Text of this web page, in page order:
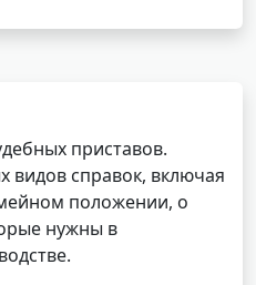
приставов.
справок, включая
положении, о
нужны в